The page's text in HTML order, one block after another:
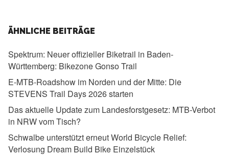
ÄHNLICHE BEITRÄGE
Spektrum: Neuer offizieller Biketrail in Baden-
Württemberg: Bikezone Gonso Trail
E-MTB-Roadshow im Norden und der Mitte: Die
STEVENS Trail Days 2026 starten
Das aktuelle Update zum Landesforstgesetz: MTB-Verbot
in NRW vom Tisch?
Schwalbe unterstützt erneut World Bicycle Relief:
Verlosung Dream Build Bike Einzelstück